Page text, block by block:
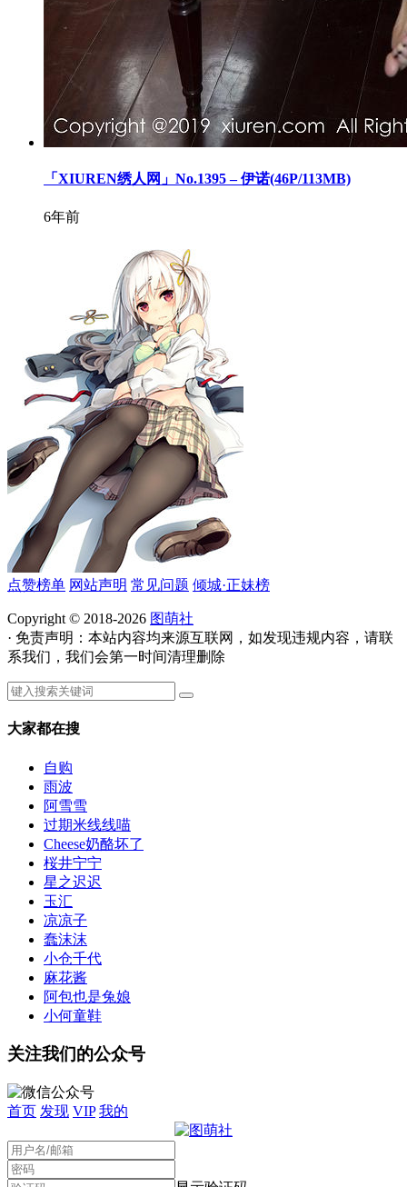
「XIUREN绣人网」No.1395 – 伊诺(46P/113MB)
6年前
点赞榜单 网站声明 常见问题 倾城·正妹榜
Copyright © 2018-2026 图萌社
· 免责声明：本站内容均来源互联网，如发现违规内容，请联
系我们，我们会第一时间清理删除
大家都在搜
自购
雨波
阿雪雪
过期米线线喵
Cheese奶酪坏了
桜井宁宁
星之迟迟
玉汇
凉凉子
蠢沫沫
小仓千代
麻花酱
阿包也是兔娘
小何童鞋
关注我们的公众号
首页 发现 VIP 我的